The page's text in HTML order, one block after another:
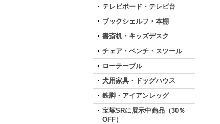
テレビボード・テレビ台
ブックシェルフ・本棚
書斎机・キッズデスク
チェア・ベンチ・スツール
ローテーブル
犬用家具・ドッグハウス
鉄脚・アイアンレッグ
宝塚SRに展示中商品（30％
OFF）